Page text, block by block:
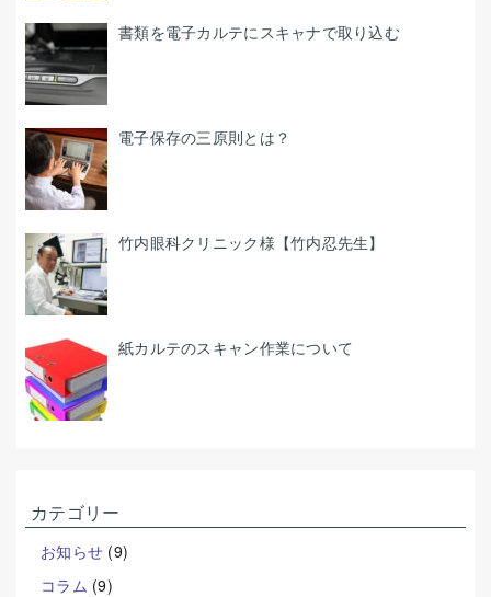
書類を電子カルテにスキャナで取り込む
電子保存の三原則とは？
竹内眼科クリニック様【竹内忍先生】
紙カルテのスキャン作業について
カテゴリー
お知らせ (9)
コラム (9)